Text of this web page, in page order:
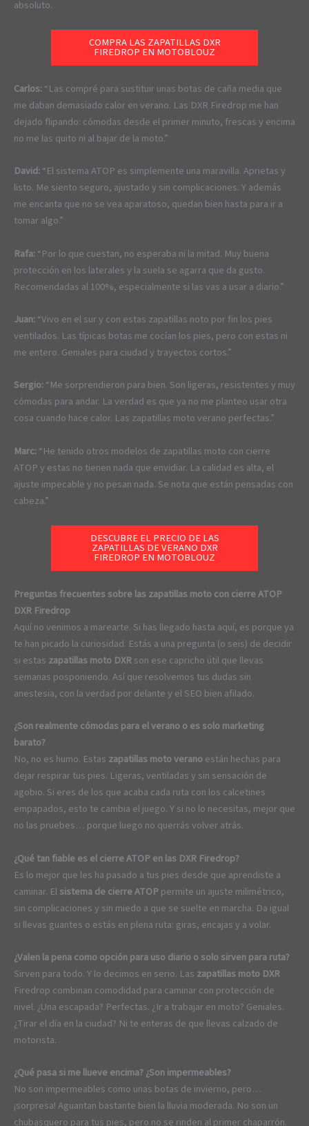
absoluto.
COMPRA LAS ZAPATILLAS DXR
FIREDROP EN MOTOBLOUZ
Carlos:“Las compré para sustituir unas botas de caña media que
me daban demasiado calor en verano. Las DXR Firedrop me han
dejado flipando: cómodas desde el primer minuto, frescas y encima
no me las quito ni al bajar de la moto.”
David:“El sistema ATOP es simplemente una maravilla. Aprietas y
listo. Me siento seguro, ajustado y sin complicaciones. Y además
me encanta que no se vea aparatoso, quedan bien hasta para ir a
tomar algo.”
Rafa:“Por lo que cuestan, no esperaba ni la mitad. Muy buena
protección en los laterales y la suela se agarra que da gusto.
Recomendadas al 100%, especialmente si las vas a usar a diario.”
Juan:“Vivo en el sur y con estas zapatillas noto por fin los pies
ventilados. Las típicas botas me cocían los pies, pero con estas ni
me entero. Geniales para ciudad y trayectos cortos.”
Sergio:“Me sorprendieron para bien. Son ligeras, resistentes y muy
cómodas para andar. La verdad es que ya no me planteo usar otra
cosa cuando hace calor. Las zapatillas moto verano perfectas.”
Marc:“He tenido otros modelos de zapatillas moto con cierre
ATOP y estas no tienen nada que envidiar. La calidad es alta, el
ajuste impecable y no pesan nada. Se nota que están pensadas con
cabeza.”
DESCUBRE EL PRECIO DE LAS
ZAPATILLAS DE VERANO DXR
FIREDROP EN MOTOBLOUZ
Preguntas frecuentes sobre las zapatillas moto con cierre ATOP
DXR Firedrop
Aquí no venimos a marearte. Si has llegado hasta aquí, es porque ya
te han picado la curiosidad. Estás a una pregunta (o seis) de decidir
si estas zapatillas moto DXRson ese capricho útil que llevas
semanas posponiendo. Así que resolvemos tus dudas sin
anestesia, con la verdad por delante y el SEO bien afilado.
¿Son realmente cómodas para el verano o es solo marketing
barato?
No, no es humo. Estas zapatillas moto veranoestán hechas para
dejar respirar tus pies. Ligeras, ventiladas y sin sensación de
agobio. Si eres de los que acaba cada ruta con los calcetines
empapados, esto te cambia el juego. Y si no lo necesitas, mejor que
no las pruebes… porque luego no querrás volver atrás.
¿Qué tan fiable es el cierre ATOP en las DXR Firedrop?
Es lo mejor que les ha pasado a tus pies desde que aprendiste a
caminar. Elsistema de cierre ATOPpermite un ajuste milimétrico,
sin complicaciones y sin miedo a que se suelte en marcha. Da igual
si llevas guantes o estás en plena ruta: giras, encajas y a volar.
¿Valen la pena como opción para uso diario o solo sirven para ruta?
Sirven para todo. Y lo decimos en serio. Las zapatillas moto DXR
Firedrop combinan comodidad para caminar con protección de
nivel. ¿Una escapada? Perfectas. ¿Ir a trabajar en moto? Geniales.
¿Tirar el día en la ciudad? Ni te enteras de que llevas calzado de
motorista.
¿Qué pasa si me llueve encima? ¿Son impermeables?
No son impermeables como unas botas de invierno, pero…
¡sorpresa! Aguantan bastante bien la lluvia moderada. No son un
chubasquero para tus pies, pero no se rinden al primer chaparrón.